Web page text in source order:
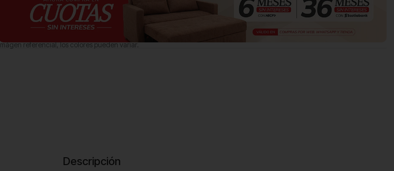
Imágen referencial, los colores pueden variar.
Descripción